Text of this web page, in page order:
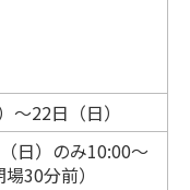
～22日（日）
日）のみ10:00～
30分前）